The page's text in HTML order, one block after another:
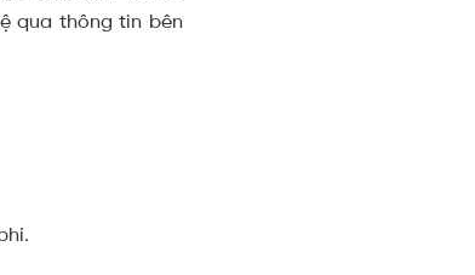
qua thông tin bên